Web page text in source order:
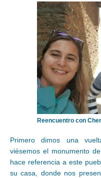
Reencuentro con
Primero dimos una
viésemos el monumento de
hace referencia a este
su casa, donde nos